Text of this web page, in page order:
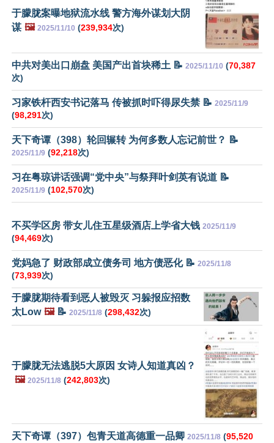
于朦胧案曝地狱流水线 警方海外谋划大阴
谋 🖼️ 2025/11/10 (239,934次)
中共对美出口崩盘 美国产出首块稀土 📝 2025/11/10 (70,387
次)
习家铁杆西安书记落马 传被抓时吓得尿失禁 📝 2025/11/9
(98,291次)
天下奇谭（398）轮回辗转 为何多数人忘记前世？ 📝
2025/11/9 (92,218次)
习在粤琼讲话强调“党中央”与祭拜叶剑英有说道 📝
2025/11/9 (102,570次)
不买学区房 带女儿住五星级酒店上学省大钱 2025/11/9
(94,469次)
党妈急了 财政部成立债务司 地方债恶化 📝 2025/11/8
(73,939次)
于朦胧期待看到恶人被毁灭 习躲报应招数
太Low 🖼️📝 2025/11/8 (298,432次)
于朦胧无法逃脱5大原因 女诗人知道真凶？
🖼️ 2025/11/8 (242,803次)
天下奇谭（397）包青天道高德重一品卿 2025/11/8 (95,520